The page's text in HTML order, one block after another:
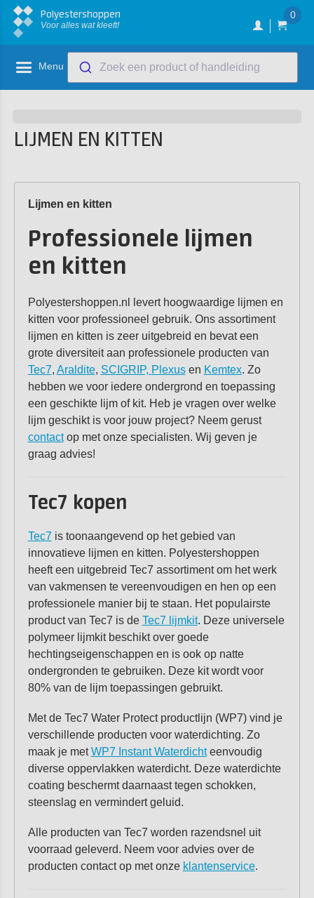
Polyestershoppen
Voor alles wat kleeft!
0
Menu Zoek een product of handleiding
LIJMEN EN KITTEN
Lijmen en kitten
Professionele lijmen
en kitten
Polyestershoppen.nl levert hoogwaardige lijmen en
kitten voor professioneel gebruik. Ons assortiment
lijmen en kitten is zeer uitgebreid en bevat een
grote diversiteit aan professionele producten van
Tec7, Araldite, SCIGRIP, Plexusen Kemtex. Zo
hebben we voor iedere ondergrond en toepassing
een geschikte lijm of kit. Heb je vragen over welke
lijm geschikt is voor jouw project? Neem gerust
contactop met onze specialisten. Wij geven je
graag advies!
Tec7 kopen
Tec7 is toonaangevend op het gebied van
innovatieve lijmen en kitten. Polyestershoppen
heeft een uitgebreid Tec7 assortiment om het werk
van vakmensen te vereenvoudigen en hen op een
professionele manier bij te staan. Het populairste
product van Tec7 is de Tec7 lijmkit. Deze universele
polymeer lijmkit beschikt over goede
hechtingseigenschappen en is ook op natte
ondergronden te gebruiken. Deze kit wordt voor
80% van de lijm toepassingen gebruikt.
Met de Tec7 Water Protect productlijn (WP7) vind je
verschillende producten voor waterdichting. Zo
maak je metWP7 Instant Waterdichteenvoudig
diverse oppervlakken waterdicht. Deze waterdichte
coating beschermt daarnaast tegen schokken,
steenslag en vermindert geluid.
Alle producten van Tec7 worden razendsnel uit
voorraad geleverd. Neem voor advies over de
producten contact op met onze klantenservice.